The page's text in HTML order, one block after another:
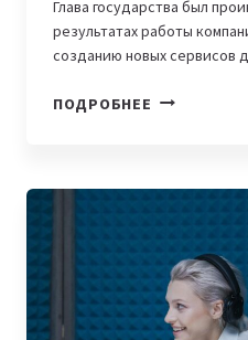
Глава государства был
результатах работы
созданию новых сервисов
ПОДРОБНЕЕ ПРЕЗИДЕНТ
РАЗВИТИЮ
МАЛОГО
И
СРЕДНЕГО